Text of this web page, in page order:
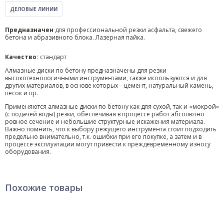
ДЕЛОВЫЕ ЛИНИИ
Предназначен для профессиональной резки асфальта, свежего
бетона и абразивного блока. Лазерная пайка.
Качество: стандарт
Алмазные диски по бетону предназначены для резки
высокотехнологичными инструментами, также используются и для
других материалов, в основе которых – цемент, натуральный камень,
песок и пр.
Применяются алмазные диски по бетону как для сухой, так и «мокрой»
(с подачей воды) резки, обеспечивая в процессе работ абсолютно
ровное сечение и небольшие структурные искажения материала.
Важно помнить, что к выбору режущего инструмента стоит подходить
предельно внимательно, т.к. ошибки при его покупке, а затем и в
процессе эксплуатации могут привести к преждевременному износу
оборудования.
Похожие товары